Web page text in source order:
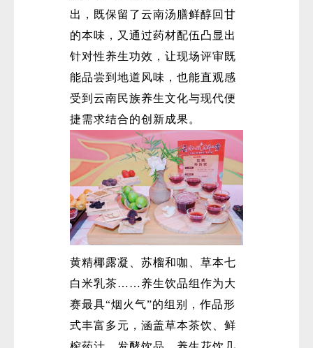
出，既保留了云南汤膳鲜醇回甘
的本味，又通过药材配伍凸显出
针对性养生功效，让现场评审既
能品尝到地道风味，也能直观感
受到云南民族养生文化与现代便
捷需求结合的创新成果。
黄精椰露凝、苏榴和咖、草本七
白米乳茶……养生饮品组作为大
赛最具“烟火气”的组别，作品形
式丰富多元，涵盖草本茶饮、鲜